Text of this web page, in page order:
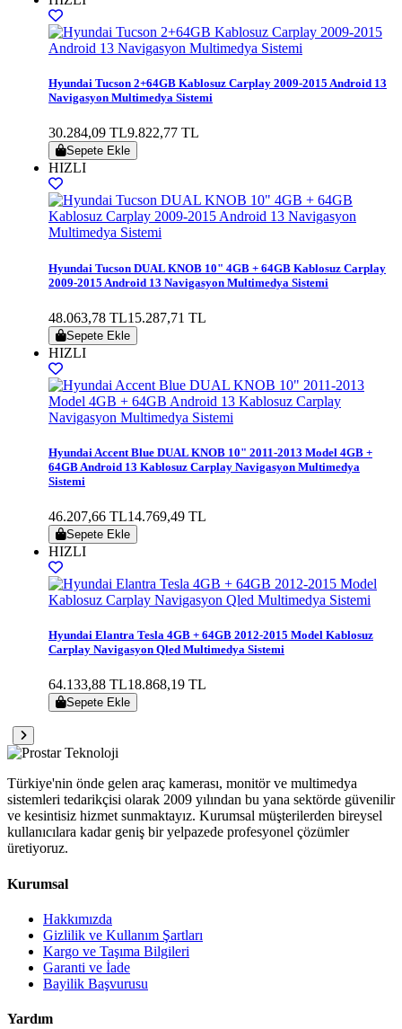
Hyundai Tucson 2+64GB Kablosuz Carplay 2009-2015 Android 13
Navigasyon Multimedya Sistemi
30.284,09 TL9.822,77 TL
Sepete Ekle
HIZLI
Hyundai Tucson DUAL KNOB 10" 4GB + 64GB Kablosuz Carplay
2009-2015 Android 13 Navigasyon Multimedya Sistemi
48.063,78 TL15.287,71 TL
Sepete Ekle
HIZLI
Hyundai Accent Blue DUAL KNOB 10" 2011-2013 Model 4GB +
64GB Android 13 Kablosuz Carplay Navigasyon Multimedya
Sistemi
46.207,66 TL14.769,49 TL
Sepete Ekle
HIZLI
Hyundai Elantra Tesla 4GB + 64GB 2012-2015 Model Kablosuz
Carplay Navigasyon Qled Multimedya Sistemi
64.133,88 TL18.868,19 TL
Sepete Ekle
Türkiye'nin önde gelen araç kamerası, monitör ve multimedya
sistemleri tedarikçisi olarak 2009 yılından bu yana sektörde güvenilir
ve kesintisiz hizmet sunmaktayız. Kurumsal müşterilerden bireysel
kullanıcılara kadar geniş bir yelpazede profesyonel çözümler
üretiyoruz.
Kurumsal
Hakkımızda
Gizlilik ve Kullanım Şartları
Kargo ve Taşıma Bilgileri
Garanti ve İade
Bayilik Başvurusu
Yardım